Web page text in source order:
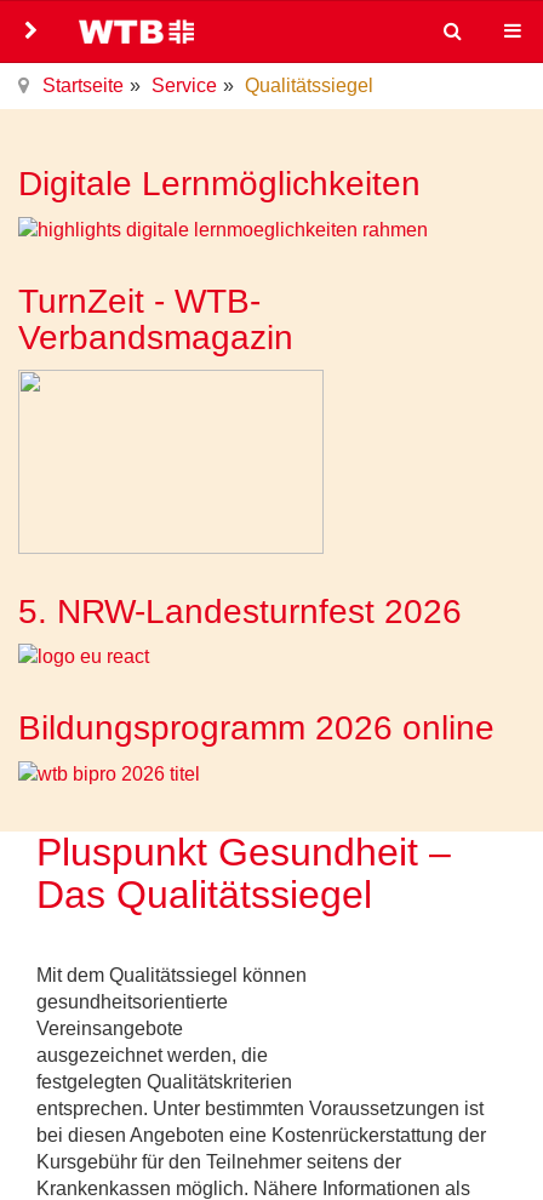
Startseite Service Qualitätssiegel
Digitale Lernmöglichkeiten
TurnZeit - WTB-
Verbandsmagazin
5. NRW-Landesturnfest 2026
Bildungsprogramm 2026 online
Pluspunkt Gesundheit –
Das Qualitätssiegel
Mit dem Qualitätssiegel können
gesundheitsorientierte
Vereinsangebote
ausgezeichnet werden, die
festgelegten Qualitätskriterien
entsprechen. Unter bestimmten Voraussetzungen ist
bei diesen Angeboten eine Kostenrückerstattung der
Kursgebühr für den Teilnehmer seitens der
Krankenkassen möglich. Nähere Informationen als